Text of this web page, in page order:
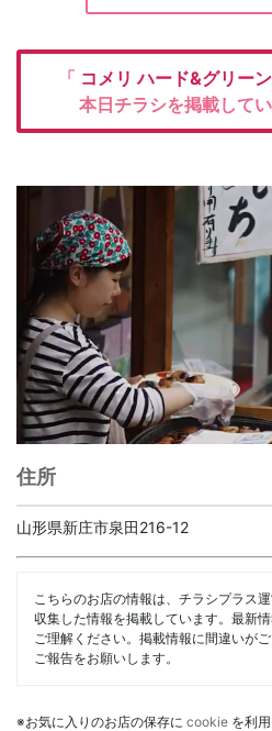
「 コメリハード&グリー
本日チラシを掲載して
住所
山形県新庄市泉田216-12
こちらのお店の情報は、チラシプラス
収集した情報を掲載しています。最新
ご理解ください。掲載情報に間違いが
ご報告をお願いします。
※お気に入りのお店の保存に cookie を利用